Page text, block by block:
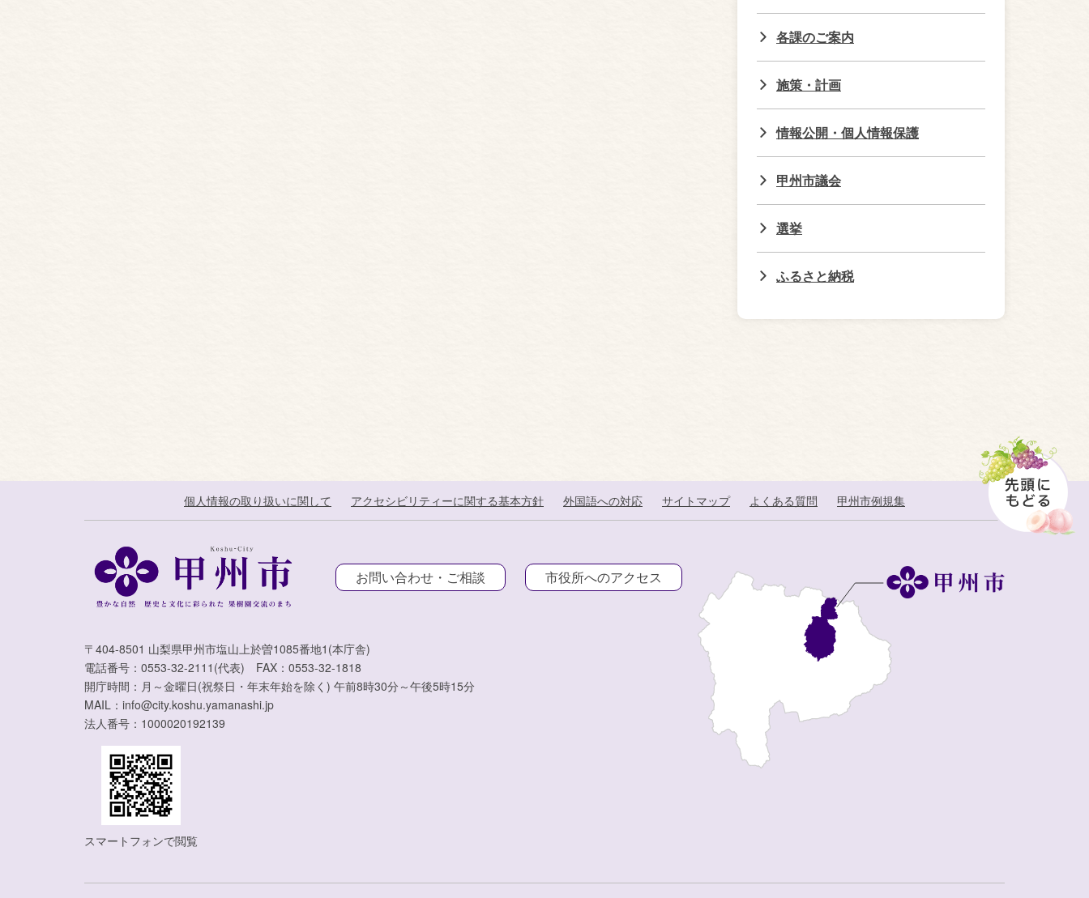
各課のご案内
施策・計画
情報公開・個人情報保護
甲州市議会
選挙
ふるさと納税
個人情報の取り扱いに関して アクセシビリティーに関する基本方針 外国語への対応 サイトマップ よくある質問 甲州市例規集
お問い合わせ・ご相談 市役所へのアクセス
〒404-8501 山梨県甲州市塩山上於曽1085番地1(本庁舎)
電話番号：0553-32-2111(代表) FAX：0553-32-1818
開庁時間：月～金曜日(祝祭日・年末年始を除く) 午前8時30分～午後5時15分
MAIL：info@city.koshu.yamanashi.jp
法人番号：1000020192139
スマートフォンで閲覧